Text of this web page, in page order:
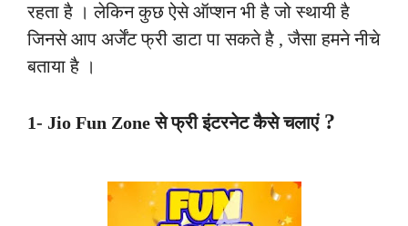
रहता है । लेकिन कुछ ऐसे ऑप्शन भी है जो स्थायी है
जिनसे आप अर्जेंट फ्री डाटा पा सकते है , जैसा हमने नीचे
बताया है ।
1- Jio Fun Zone से फ्री इंटरनेट कैसे चलाएं?